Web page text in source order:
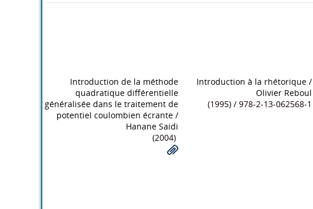
Introduction de la méthode
quadratique différentielle
généralisée dans le traitement de
potentiel coulombien écrante /
Hanane Saidi
(2004)
Introduction à la rhétorique /
Olivier Reboul
(1995) / 978-2-13-062568-1